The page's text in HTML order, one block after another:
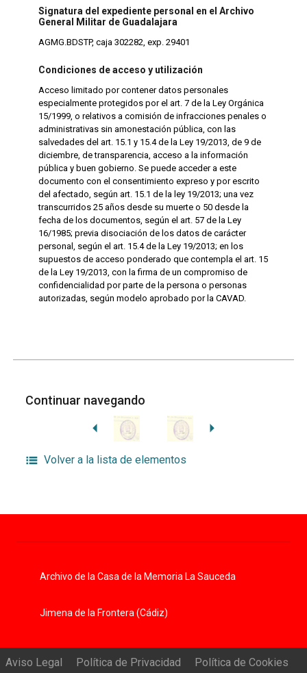
Signatura del expediente personal en el Archivo
General Militar de Guadalajara
AGMG.BDSTP, caja 302282, exp. 29401
Condiciones de acceso y utilización
Acceso limitado por contener datos personales
especialmente protegidos por el art. 7 de la Ley Orgánica
15/1999, o relativos a comisión de infracciones penales o
administrativas sin amonestación pública, con las
salvedades del art. 15.1 y 15.4 de la Ley 19/2013, de 9 de
diciembre, de transparencia, acceso a la información
pública y buen gobierno. Se puede acceder a este
documento con el consentimiento expreso y por escrito
del afectado, según art. 15.1 de la ley 19/2013; una vez
transcurridos 25 años desde su muerte o 50 desde la
fecha de los documentos, según el art. 57 de la Ley
16/1985; previa disociación de los datos de carácter
personal, según el art. 15.4 de la Ley 19/2013; en los
supuestos de acceso ponderado que contempla el art. 15
de la Ley 19/2013, con la firma de un compromiso de
confidencialidad por parte de la persona o personas
autorizadas, según modelo aprobado por la CAVAD.
Continuar navegando
Volver a la lista de elementos
Archivo de la Casa de la Memoria La Sauceda
Jimena de la Frontera (Cádiz)
Aviso Legal Política de Privacidad
Política de Cookies